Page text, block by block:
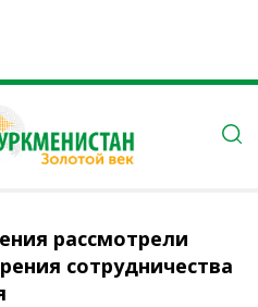
рассмотрели
сотрудничества